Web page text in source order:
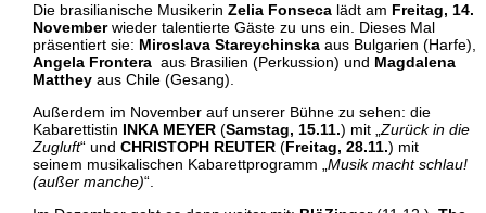
Die brasilianische Musikerin Zelia Fonseca lädt am Freitag, 14.
Novemberwieder talentierte Gäste zu uns ein. Dieses Mal
präsentiert sie: Miroslava Stareychinska aus Bulgarien (Harfe),
Angela Frontera aus Brasilien (Perkussion) und Magdalena
Matthey aus Chile (Gesang).
Außerdem im November auf unserer Bühne zu sehen: die
Kabarettistin INKA MEYER (Samstag, 15.11.) mit „Zurück in die
Zugluft“ und CHRISTOPH REUTER (Freitag, 28.11.) mit
seinem musikalischen Kabarettprogramm „Musik macht schlau!
(außer manche)“.